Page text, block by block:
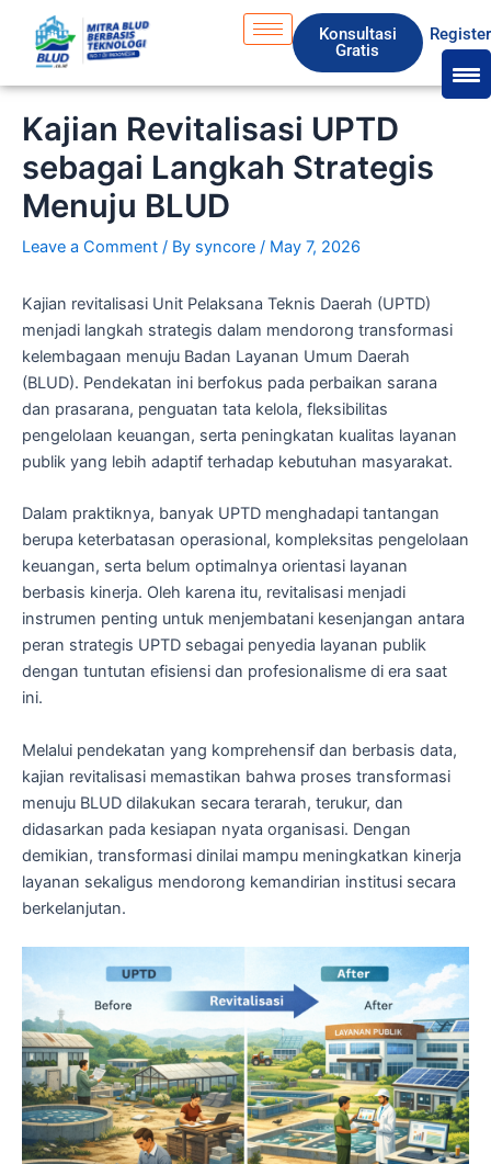
content
Konsultasi
Gratis
Register
Kajian Revitalisasi UPTD
sebagai Langkah Strategis
Menuju BLUD
Leave a Comment / By syncore / May 7, 2026
Kajian revitalisasi Unit Pelaksana Teknis Daerah (UPTD)
menjadi langkah strategis dalam mendorong transformasi
kelembagaan menuju Badan Layanan Umum Daerah
(BLUD). Pendekatan ini berfokus pada perbaikan sarana
dan prasarana, penguatan tata kelola, fleksibilitas
pengelolaan keuangan, serta peningkatan kualitas layanan
publik yang lebih adaptif terhadap kebutuhan masyarakat.
Dalam praktiknya, banyak UPTD menghadapi tantangan
berupa keterbatasan operasional, kompleksitas pengelolaan
keuangan, serta belum optimalnya orientasi layanan
berbasis kinerja. Oleh karena itu, revitalisasi menjadi
instrumen penting untuk menjembatani kesenjangan antara
peran strategis UPTD sebagai penyedia layanan publik
dengan tuntutan efisiensi dan profesionalisme di era saat
ini.
Melalui pendekatan yang komprehensif dan berbasis data,
kajian revitalisasi memastikan bahwa proses transformasi
menuju BLUD dilakukan secara terarah, terukur, dan
didasarkan pada kesiapan nyata organisasi. Dengan
demikian, transformasi dinilai mampu meningkatkan kinerja
layanan sekaligus mendorong kemandirian institusi secara
berkelanjutan.
c
h